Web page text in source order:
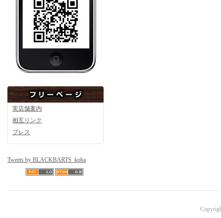
実店舗案内
相互リンク
プレス
Tweets by BLACKBARTS_koba